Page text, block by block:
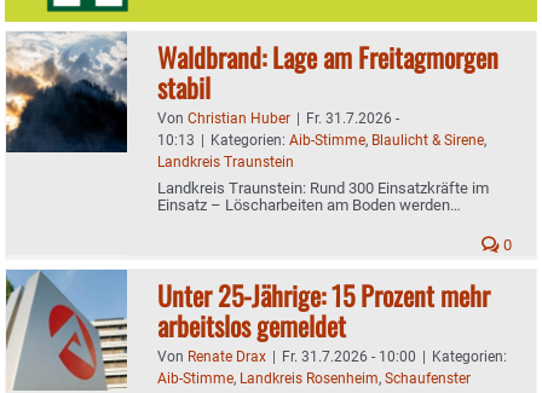
Waldbrand: Lage am Freitagmorgen
stabil
Von Christian Huber
Fr. 31.7.2026 -
10:13
Kategorien: Aib-Stimme, Blaulicht & Sirene,
Landkreis Traunstein
Landkreis Traunstein: Rund 300 Einsatzkräfte im
Einsatz – Löscharbeiten am Boden werden
0
Unter 25-Jährige: 15 Prozent mehr
arbeitslos gemeldet
Von Renate Drax Fr. 31.7.2026 - 10:00
Kategorien:
Aib-Stimme, Landkreis Rosenheim, Schaufenster